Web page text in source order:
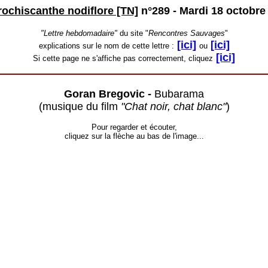
nodiflore [TN] n°289 - Mardi 18 octobre
"Lettre hebdomadaire" du site "Rencontres Sauvages"
explications sur le nom de cette lettre : [ici] ou [ici]
Si cette page ne s'affiche pas correctement, cliquez [ici]
Goran Bregovic - Bubarama
(musique du film "Chat noir, chat blanc")
Pour regarder et écouter,
cliquez sur la flèche au bas de l'image...